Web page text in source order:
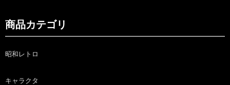
商品カテゴリ
昭和レトロ
キャラクタ